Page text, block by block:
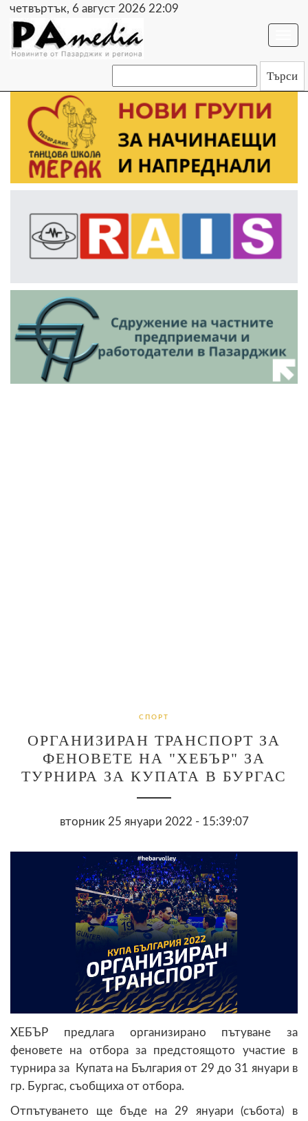
четвъртък, 6 август 2026 22:09
СПОРТ
ОРГАНИЗИРАН ТРАНСПОРТ ЗА
ФЕНОВЕТЕ НА "ХЕБЪР" ЗА
ТУРНИРА ЗА КУПАТА В БУРГАС
вторник 25 януари 2022 - 15:39:07
ХЕБЪР предлага организирано пътуване за
феновете на отбора за предстоящото участие в
турнира за Купата на България от 29 до 31 януари в
гр. Бургас, съобщиха от отбора.
Отпътуването ще бъде на 29 януари (събота) в